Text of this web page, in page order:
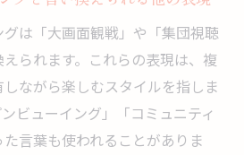
は「大画面観戦」や「集団視聴
られます。これらの表現は、複
ながら楽しむスタイルを指しま
ビューイング」「コミュニティ
言葉も使われることがありま